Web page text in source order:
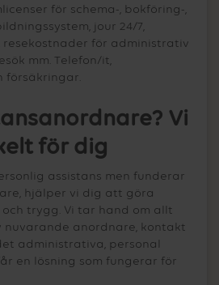
för schema-, bokföring-,
jour 24/7,
resekostnader för administrativ
mm. Telefon/it,
försäkringar.
Vi
för dig
assistans men funderar
hjälper vi dig att göra
trygg. Vi tar hand om allt
nuvarande anordnare, kontakt
administrativa, personal
en lösning som fungerar för